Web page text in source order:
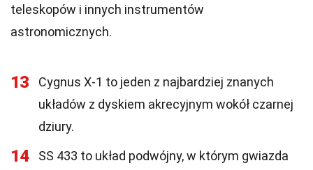
teleskopów i innych instrumentów
astronomicznych.
13
Cygnus X-1 to jeden z najbardziej znanych
układów z dyskiem akrecyjnym wokół czarnej
dziury.
14
SS 433 to układ podwójny, w którym gwiazda